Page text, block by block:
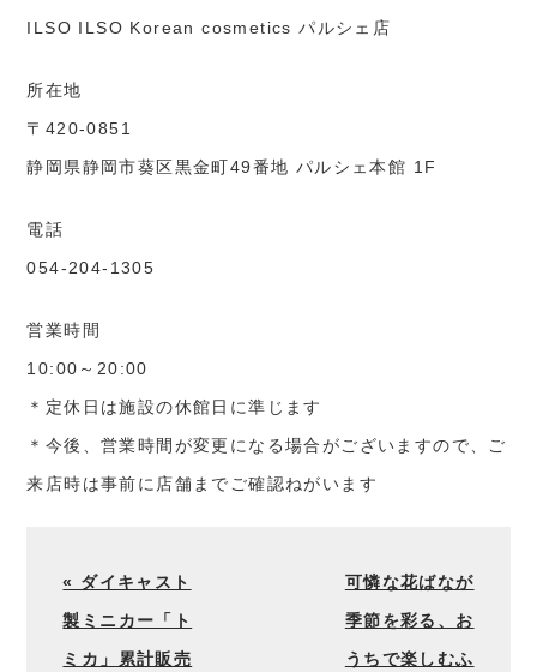
ILSO ILSO Korean cosmetics パルシェ店
所在地
〒420-0851
静岡県静岡市葵区黒金町49番地 パルシェ本館 1F
電話
054-204-1305
営業時間
10:00～20:00
＊定休日は施設の休館日に準じます
＊今後、営業時間が変更になる場合がございますので、ご
来店時は事前に店舗までご確認ねがいます
« ダイキャスト
製ミニカー「ト
ミカ」累計販売
可憐な花ばなが
季節を彩る、お
うちで楽しむふ